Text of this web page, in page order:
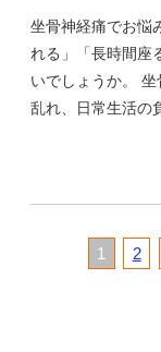
坐骨神経痛でお悩
れる」「長時間座
いでしょうか。
乱れ、日常生活の
1 2